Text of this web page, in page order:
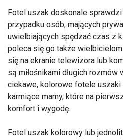
Fotel uszak doskonale
przypadku osób, mających
uwielbiających spędzać czas z
poleca się go także
się na ekranie telewizora lub
są miłośnikami długich rozmów
ciekawe, kolorowe fotele
karmiące mamy, które na
komfort i wygodę.
Fotel uszak kolorowy lub